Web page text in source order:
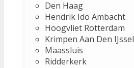
Den Haag
Hendrik Ido Ambacht
Hoogvliet Rotterdam
Krimpen Aan Den IJssel
Maassluis
Ridderkerk